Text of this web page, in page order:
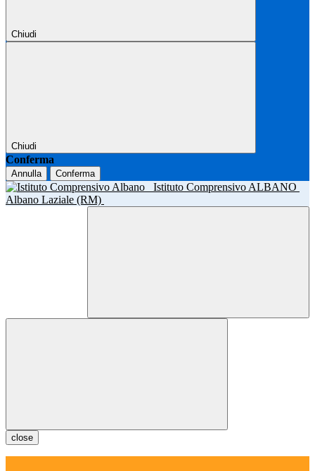
Chiudi
Chiudi
Conferma
Annulla Conferma
Istituto Comprensivo ALBANO
Albano Laziale (RM)
close